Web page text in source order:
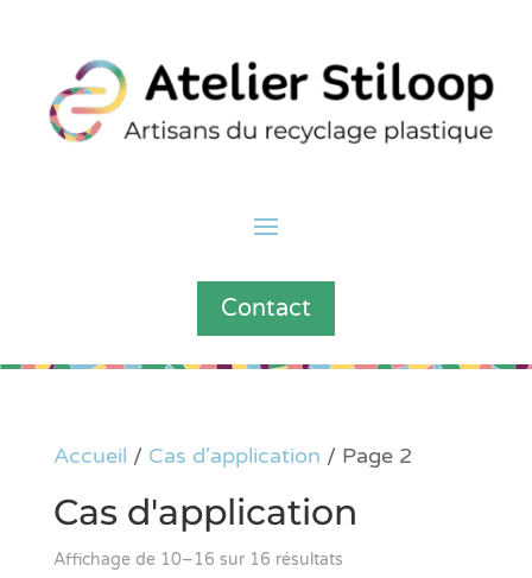
Contact
Accueil / Cas d'application / Page 2
Cas d'application
Affichage de 10–16 sur 16 résultats